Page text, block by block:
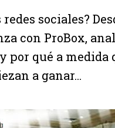
sociales?
con ProBox,
qué a medida
a ganar...